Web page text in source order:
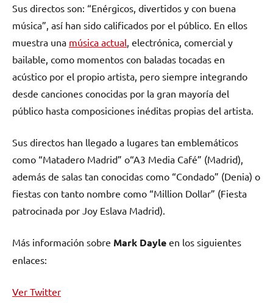
Sus directos son: “Enérgicos, divertidos y con buena
música”, así han sido calificados por el público. En ellos
muestra una música actual , electrónica, comercial y
bailable, como momentos con baladas tocadas en
acústico por el propio artista, pero siempre integrando
desde canciones conocidas por la gran mayoría del
público hasta composiciones inéditas propias del artista.
Sus directos han llegado a lugares tan emblemáticos
como “Matadero Madrid” o“A3 Media Café” (Madrid),
además de salas tan conocidas como “Condado” (Denia) o
fiestas con tanto nombre como “Million Dollar” (Fiesta
patrocinada por Joy Eslava Madrid).
Más información sobre Mark Dayle en los siguientes
enlaces:
Ver Twitter